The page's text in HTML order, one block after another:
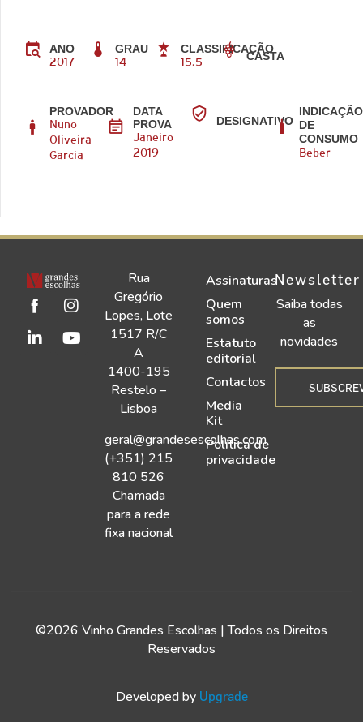
ANO
2017
GRAU
14
CLASSIFICAÇÃO
15.5
CASTA
PROVADOR
Nuno
Oliveira
Garcia
DATA
PROVA
Janeiro
2019
DESIGNATIVO
INDICAÇÃO
DE
CONSUMO
Beber
Rua
Gregório
Lopes, Lote
1517 R/C
A
1400-195
Restelo –
Lisboa
geral@grandesescolhas.com
(+351) 215
810 526
Chamada
para a rede
fixa nacional
Assinaturas
Quem
somos
Estatuto
editorial
Contactos
Media
Kit
Política de
privacidade
Newsletter
Saiba todas
as
novidades
©2026 Vinho Grandes Escolhas | Todos os Direitos
Reservados
Developed by Upgrade